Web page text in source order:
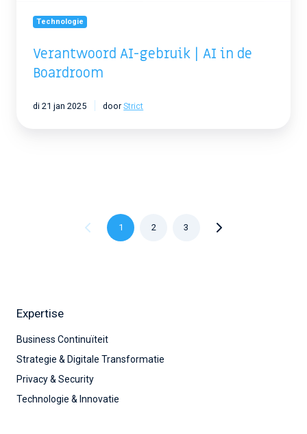
Technologie
Verantwoord AI-gebruik | AI in de
Boardroom
di 21 jan 2025 doorStrict
1 2 3
Expertise
Business Continuïteit
Strategie & Digitale Transformatie
Privacy & Security
Technologie & Innovatie